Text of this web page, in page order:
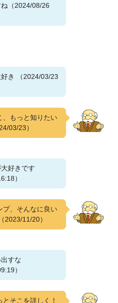
（2024/08/26
き （2024/03/23
、もっと知りたい
03/23）
好きです
）
プ、そんなに良い
（2023/11/20）
すな
）
とそこを詳しく！